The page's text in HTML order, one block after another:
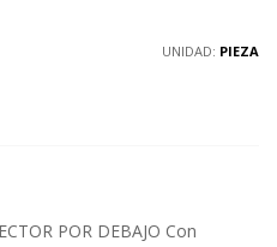
UNIDAD: PIEZA
POR DEBAJO Con